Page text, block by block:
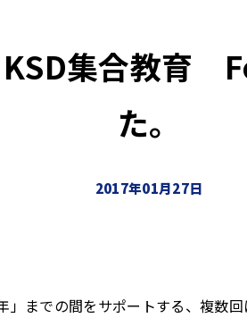
KSD集合教
た。
2017年01月27日
までの間をサポートする、複数回